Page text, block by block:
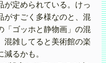
が定められている。けっ
がすごく多様なのと、混
「ゴッホと静物画」の混
混雑してると美術館の楽
るかも。